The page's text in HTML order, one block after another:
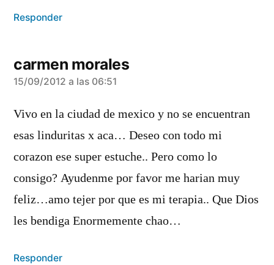
Responder
carmen morales
dice:
15/09/2012 a las 06:51
Vivo en la ciudad de mexico y no se encuentran
esas linduritas x aca… Deseo con todo mi
corazon ese super estuche.. Pero como lo
consigo? Ayudenme por favor me harian muy
feliz…amo tejer por que es mi terapia.. Que Dios
les bendiga Enormemente chao…
Responder